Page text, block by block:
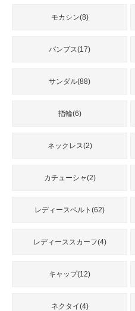
モカシン(8)
パンプス(17)
サンダル(88)
指輪(6)
ネックレス(2)
カチューシャ(2)
レディースベルト(62)
レディーススカーフ(4)
キャップ(12)
ネクタイ(4)